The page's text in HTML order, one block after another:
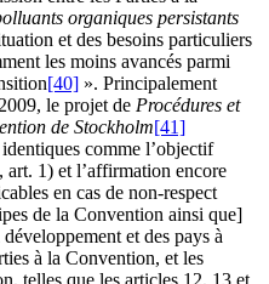
organiques persistants
et des besoins particuliers
les moins avancés parmi
[40] ». Principalement
le projet de Procédures et
de Stockholm[41]
comme l’objectif
art. 1) et l’affirmation encore
en cas de non-respect
de la Convention ainsi que]
et des pays à
à la Convention, et les
telles que les articles 12, 13 et